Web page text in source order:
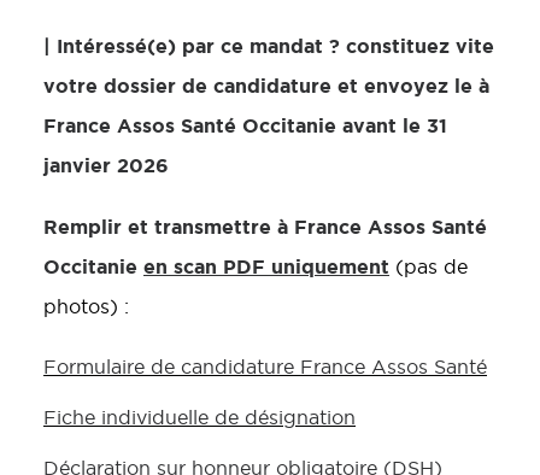
| Intéressé(e) par ce mandat ? constituez vite
votre dossier de candidature et envoyez le à
France Assos Santé Occitanie avant le 31
janvier 2026
Remplir et transmettre à France Assos Santé
Occitanie en scan PDF uniquement (pas de
photos) :
Formulaire de candidature France Assos Santé
Fiche individuelle de désignation
Déclaration sur honneur obligatoire (DSH)